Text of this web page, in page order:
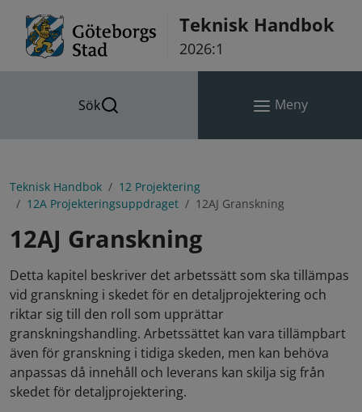
Teknisk Handbok
2026:1
Sök Meny
Teknisk Handbok
12 Projektering
12A Projekteringsuppdraget
12AJ Granskning
12AJ Granskning
Detta kapitel beskriver det arbetssätt som ska tillämpas
vid granskning i skedet för en detaljprojektering och
riktar sig till den roll som upprättar
granskningshandling. Arbetssättet kan vara tillämpbart
även för granskning i tidiga skeden, men kan behöva
anpassas då innehåll och leverans kan skilja sig från
skedet för detaljprojektering.